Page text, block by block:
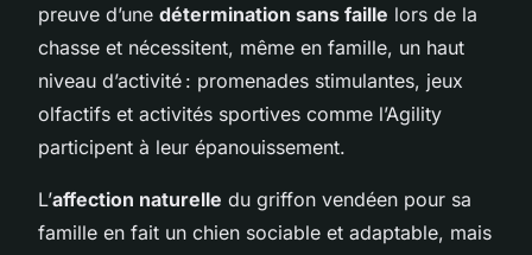
preuve d’une détermination sans faille lors de la
chasse et nécessitent, même en famille, un haut
niveau d’activité : promenades stimulantes, jeux
olfactifs et activités sportives comme l’Agility
participent à leur épanouissement.
L’affection naturelle du griffon vendéen pour sa
famille en fait un chien sociable et adaptable, mais